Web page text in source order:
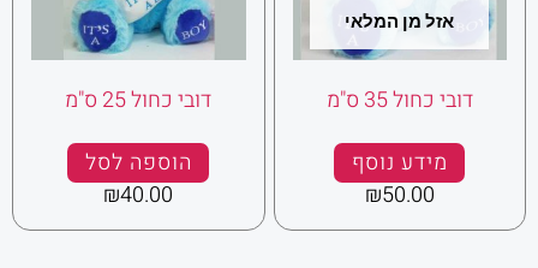
אזל מן המלאי
דובי כחול 35 ס"מ
מידע נוסף
₪50.00
דובי כחול 25 ס"מ
הוספה לסל
₪40.00